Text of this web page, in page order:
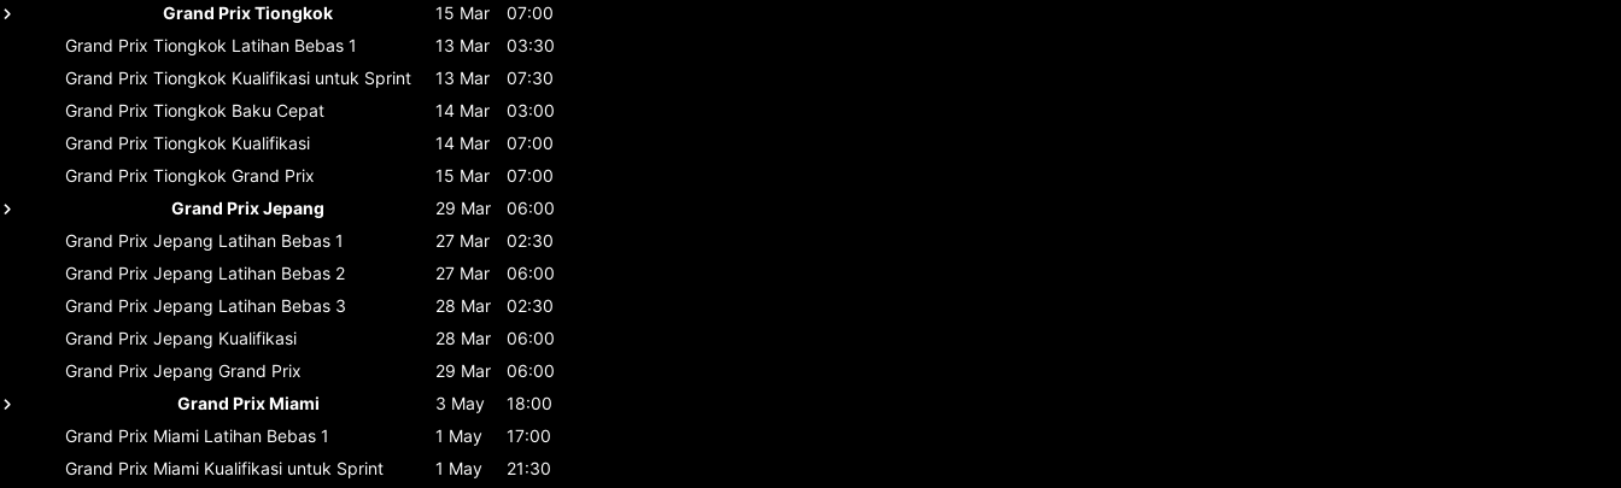
Grand Prix Tiongkok
15 Mar
07:00
Grand Prix Tiongkok Latihan Bebas 1 13 Mar
03:30
Grand Prix Tiongkok Kualifikasi untuk Sprint 13 Mar
07:30
Grand Prix Tiongkok Baku Cepat 14 Mar
03:00
Grand Prix Tiongkok Kualifikasi 14 Mar
07:00
Grand Prix Tiongkok Grand Prix 15 Mar
07:00
Grand Prix Jepang
29 Mar
06:00
Grand Prix Jepang Latihan Bebas 1 27 Mar
02:30
Grand Prix Jepang Latihan Bebas 2 27 Mar
06:00
Grand Prix Jepang Latihan Bebas 3 28 Mar
02:30
Grand Prix Jepang Kualifikasi 28 Mar
06:00
Grand Prix Jepang Grand Prix 29 Mar
06:00
Grand Prix Miami
3 May
18:00
Grand Prix Miami Latihan Bebas 1 1 May
17:00
Grand Prix Miami Kualifikasi untuk Sprint 1 May
21:30